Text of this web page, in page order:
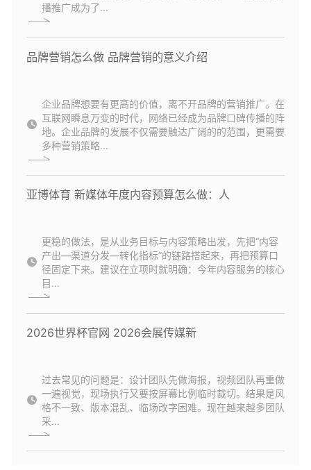
播推广成为了...
品牌营销怎么做 品牌营销的意义介绍
企业品牌想要有更高的价值，离不开品牌的营销推广。在
互联网瞬息万变的时代，网络已经成为品牌口碑传播的阵
地。企业品牌的发展不仅需要触达广阔的的范围，更需要
多种营销策略...
亚博体育 新媒体年度内容预算怎么做：人
更稳的做法，是从业务目标与内容策略出发，先把“内容
产出—渠道分发—转化指标”的链路搭起来，再把预算口
径固定下来。建议在立项时就明确：今年内容服务的核心
目...
2026世界杯官网 2026会展传媒新
过去常见的问题是：设计团队先做海报，视频团队再重做
一遍视觉，现场执行又要按屏幕比例临时裁切。结果是风
格不一致、版本混乱、临场改字困难。现在越来越多团队
采...